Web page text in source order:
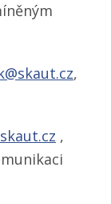
,
,